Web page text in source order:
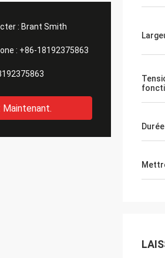
: Brant Smith
: +86-18192375863
Maintenant.